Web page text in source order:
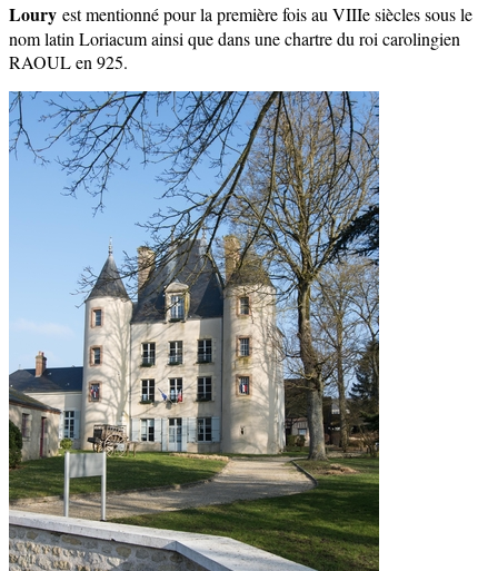
Loury est mentionné pour la première fois au VIIIe siècles sous le
nom latin Loriacum ainsi que dans une chartre du roi carolingien
RAOUL en 925.